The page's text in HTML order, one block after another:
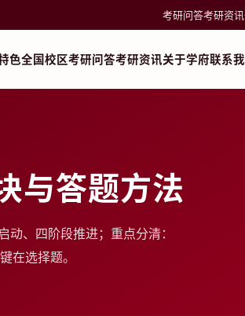
考研问答考研资讯
色全国校区考研问答考研资讯关于学府联系
与答题方法
、四阶段推进；重点分清：
在选择题。